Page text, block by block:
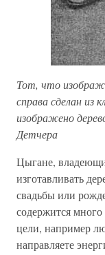
Тот, что
справа сделан из
изображено
Детчера
Цыгане,
изготавливать
свадьбы или
содержится
цели, например
направляете